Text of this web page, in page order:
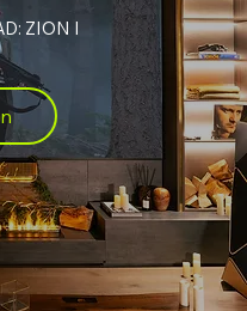
ZION I